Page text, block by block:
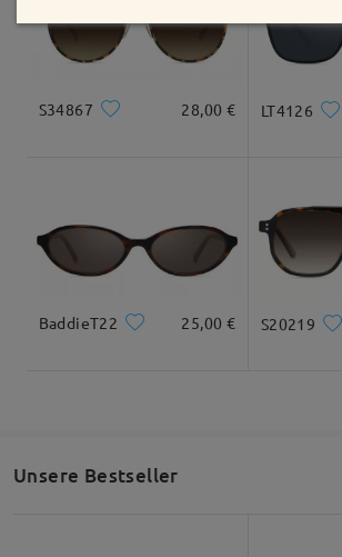
Top quality
Alle Bewertungen
anzeigen
Bewertung schreiben
Geliefert
S34867 28,00 € LT4126
BaddieT22 25,00 € S20219
Unsere Bestseller